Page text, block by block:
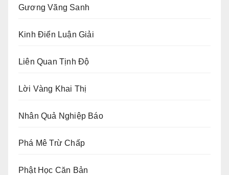
Gương Vãng Sanh
Kinh Điển Luận Giải
Liên Quan Tịnh Độ
Lời Vàng Khai Thị
Nhân Quả Nghiệp Báo
Phá Mê Trừ Chấp
Phật Học Căn Bản